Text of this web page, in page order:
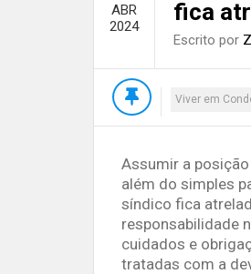
ABR
2024
fica
Escrito por
Viver em
Assumir a
além do simples
síndico fica
responsabilidade
cuidados e
tratadas com a